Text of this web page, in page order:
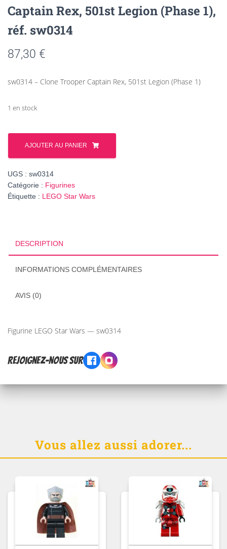
Captain Rex, 501st Legion (Phase 1),
réf. sw0314
87,30 €
sw0314 – Clone Trooper Captain Rex, 501st Legion (Phase 1)
1 en stock
quantité
Figurine
Wars
Clone
Trooper
Legion
(Phase
AJOUTER AU PANIER
UGS : sw0314
Catégorie : Figurines
Étiquette : LEGO Star Wars
DESCRIPTION
INFORMATIONS COMPLÉMENTAIRES
AVIS (0)
Figurine LEGO Star Wars — sw0314
Rejoignez-nous sur
Vous allez aussi adorer...